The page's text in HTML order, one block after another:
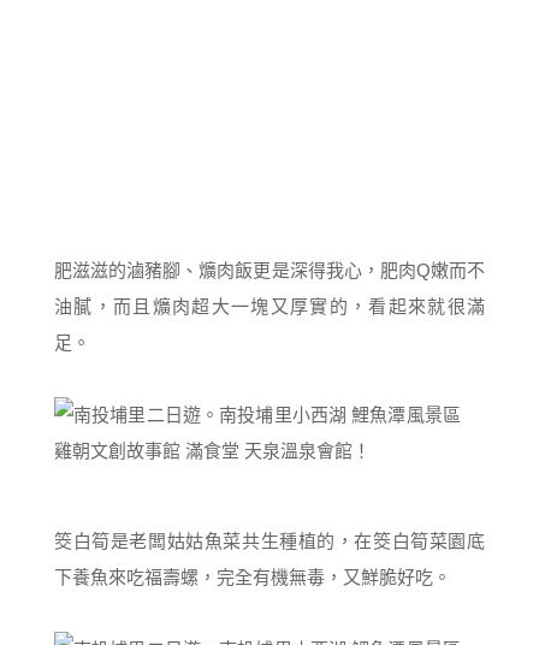
肥滋滋的滷豬腳、爌肉飯更是深得我心，肥肉Q嫩而不
油膩，而且爌肉超大一塊又厚實的，看起來就很滿
足。
筊白筍是老闆姑姑魚菜共生種植的，在筊白筍菜園底
下養魚來吃福壽螺，完全有機無毒，又鮮脆好吃。